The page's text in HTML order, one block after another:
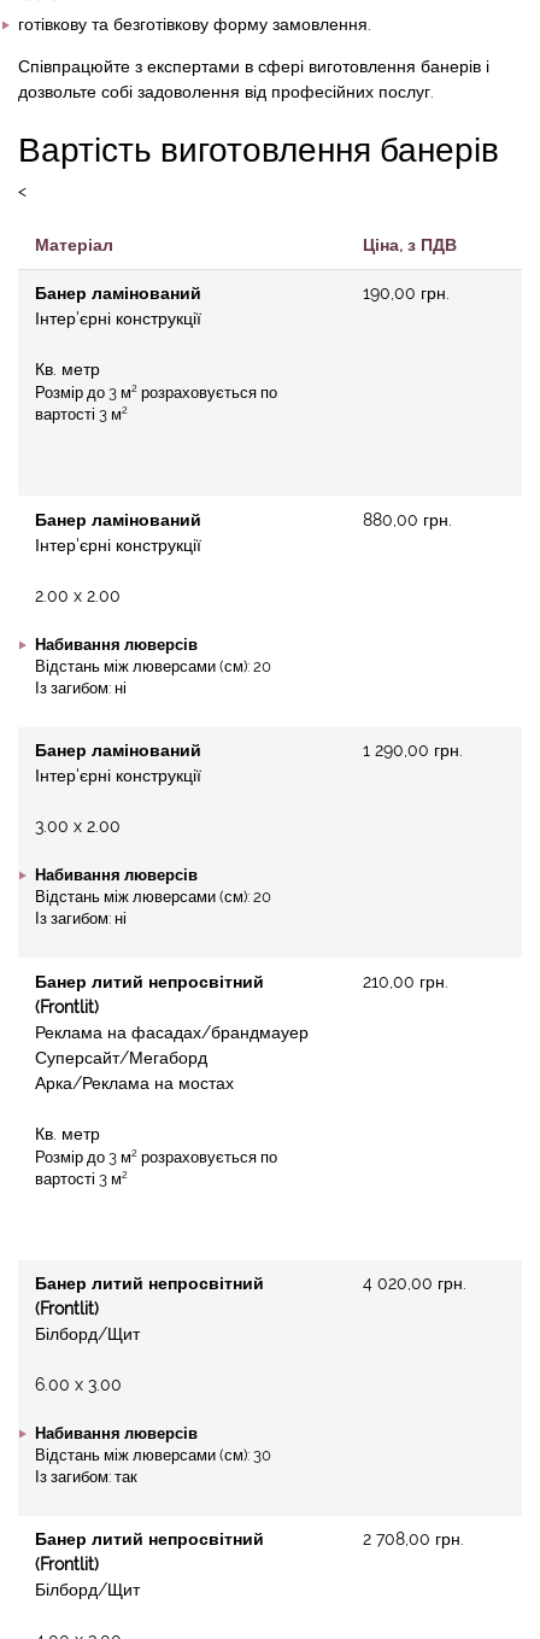
готівкову та безготівкову форму замовлення.
Співпрацюйте з експертами в сфері виготовлення банерів і
дозвольте собі задоволення від професійних послуг.
Вартість виготовлення банерів
<
Матеріал Ціна, з ПДВ
Банер ламінований
Інтер'єрні конструкції
Кв. метр
Розмір до 3 м2 розраховується по
вартості 3 м2
190,00 грн.
Банер ламінований
Інтер'єрні конструкції
2.00 x 2.00
Набивання люверсів
Відстань між люверсами (см): 20
Із загибом: ні
880,00 грн.
Банер ламінований
Інтер'єрні конструкції
3.00 x 2.00
Набивання люверсів
Відстань між люверсами (см): 20
Із загибом: ні
1 290,00 грн.
Банер литий непросвітний
(Frontlit)
Реклама на фасадах/брандмауер
Суперсайт/Мегаборд
Арка/Реклама на мостах
Кв. метр
Розмір до 3 м2 розраховується по
вартості 3 м2
210,00 грн.
Банер литий непросвітний
(Frontlit)
Білборд/Щит
6.00 x 3.00
Набивання люверсів
Відстань між люверсами (см): 30
Із загибом: так
4 020,00 грн.
Банер литий непросвітний
(Frontlit)
Білборд/Щит
2 708,00 грн.